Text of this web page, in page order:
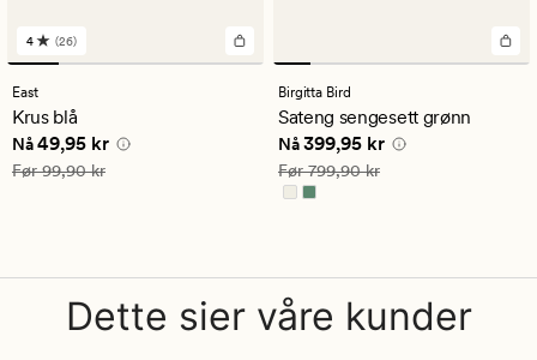
26
anmeldelser
med
en
gjennomsnittlig
vurdering
på
4
4 (26)
East
Krus blå
Nåværende pris
Nå49,95 kr
Vanlig pris 99,90 kr
Før99,90 kr
Birgitta Bird
Sateng sengesett grønn
Nåværende pris
Nå399,95 kr
Vanlig pris 799,90 kr
Før799,90 kr
Dette sier våre kunder